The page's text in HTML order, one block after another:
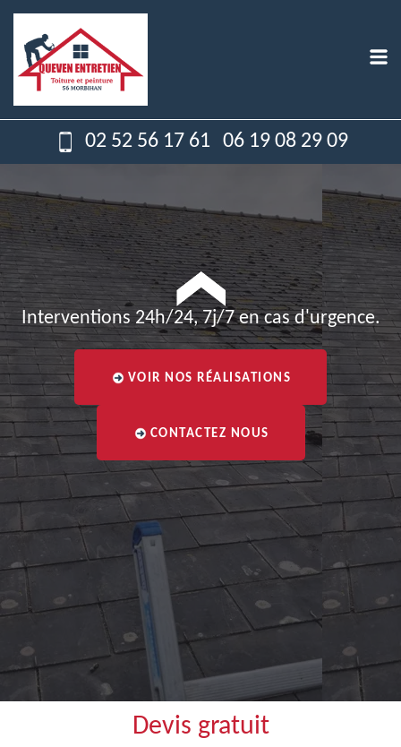
02 52 56 17 61 06 19 08 29 09
Interventions 24h/24, 7j/7 en cas d'urgence.
VOIR NOS RÉALISATIONS
CONTACTEZ NOUS
Devis gratuit